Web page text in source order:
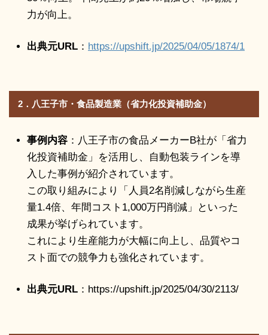
力が向上。
出典元URL ： https://upshift.jp/2025/04/05/1874/1
2．八王子市・食品製造業（省力化投資補助金）
事例内容 ：八王子市の食品メーカーB社が「省力
化投資補助金」を活用し、自動包装ラインを導
入した事例が紹介されています。
この取り組みにより「人員2名削減しながら生産
量1.4倍、年間コスト1,000万円削減」といった
成果が挙げられています。
これにより生産能力が大幅に向上し、品質やコ
スト面での競争力も強化されています。
出典元URL ：https://upshift.jp/2025/04/30/2113/